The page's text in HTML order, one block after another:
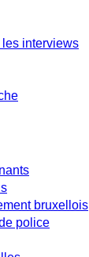
interviews
bruxellois
police